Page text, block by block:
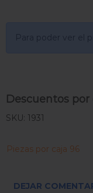
Para poder ver el
Descuentos
SKU: 1931
Piezas por caja 96
DEJAR